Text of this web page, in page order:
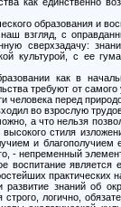
образования и
взгляд, с
сверхзадачу:
культурой, с ее
как в
требуют от
человека перед
во взрослую
а что нельзя
стиля
и
- непременный
воспитание
развитие знаний об
логично,